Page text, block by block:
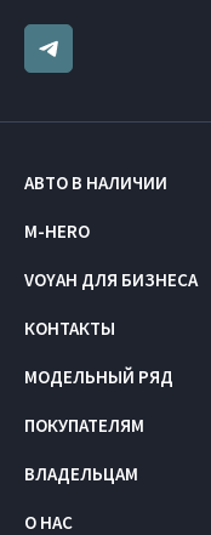
АВТО В НАЛИЧИИ
M-HERO
VOYAH ДЛЯ БИЗНЕСА
КОНТАКТЫ
МОДЕЛЬНЫЙ РЯД
ПОКУПАТЕЛЯМ
ВЛАДЕЛЬЦАМ
О НАС